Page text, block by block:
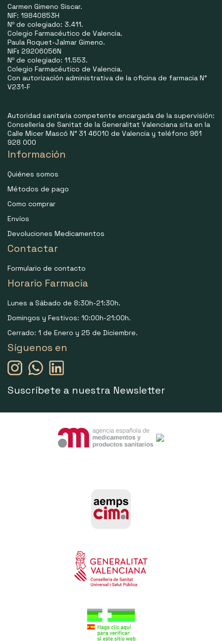
Carmen Gimeno Siscar.
NIF: 19840853H
Nº de colegiado: 3.411.
Colegio Farmacéutico de Valencia.
Paula Roquet-Jalmar Gimeno.
NIF: 29206056N
Nº de colegiado: 11.553.
Colegio Farmacéutico de Valencia.
Con autorización administrativa de la oficina de farmacia N°
V231-F
Autoridad sanitaria competente encargada de la supervisión:
Consellería de Sanitat de la Generalitat Valenciana sita en la
Calle Micer Mascó N° 31 46010 de Valencia y teléfono 961
928 000
Información
Quiénes somos
Métodos de pago
Como comprar
Envíos
Devoluciones Medicamentos
Contactar
Formulario de contacto
Horario Farmacia
Lunes a Sábado de 8:30h-21:30h.
Domingos y Festivos: 10:00h-21:00h.
Cerrado: 1 de Enero y 25 de Diciembre.
Síguenos en
Suscríbete a nuestra Newsletter